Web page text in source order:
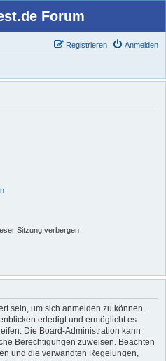
Forum
Anmelden
Registrieren
Sitzung verbergen
sein, um sich anmelden zu können.
erledigt und ermöglicht es
Die Board-Administration kann
Berechtigungen zuweisen. Beachten
und die verwandten Regelungen,